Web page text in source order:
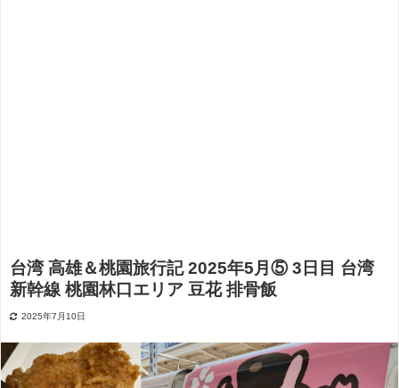
台湾 高雄＆桃園旅行記 2025年5月⑤ 3日目 台湾
新幹線 桃園林口エリア 豆花 排骨飯
2025年7月10日